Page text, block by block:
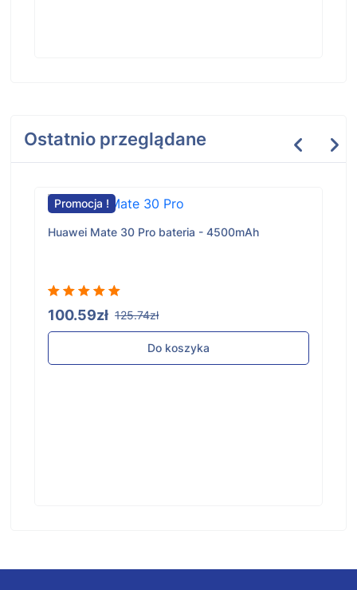
Ostatnio przeglądane
Promocja !
Huawei Mate 30 Pro bateria - 4500mAh
100.59zł 125.74zł
Do koszyka